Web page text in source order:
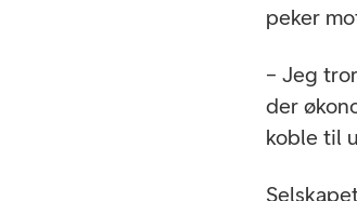
peker
– Jeg
der
koble til